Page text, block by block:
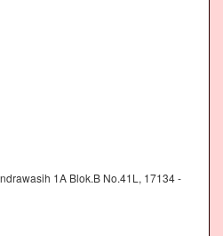
1A Blok.B No.41L, 17134 -